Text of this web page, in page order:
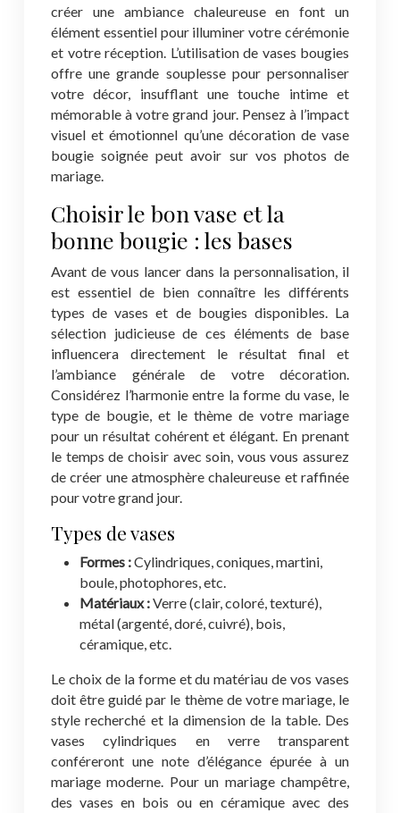
créer une ambiance chaleureuse en font un
élément essentiel pour illuminer votre cérémonie
et votre réception. L’utilisation de vases bougies
offre une grande souplesse pour personnaliser
votre décor, insufflant une touche intime et
mémorable à votre grand jour. Pensez à l’impact
visuel et émotionnel qu’une décoration de vase
bougie soignée peut avoir sur vos photos de
mariage.
Choisir le bon vase et la
bonne bougie : les bases
Avant de vous lancer dans la personnalisation, il
est essentiel de bien connaître les différents
types de vases et de bougies disponibles. La
sélection judicieuse de ces éléments de base
influencera directement le résultat final et
l’ambiance générale de votre décoration.
Considérez l’harmonie entre la forme du vase, le
type de bougie, et le thème de votre mariage
pour un résultat cohérent et élégant. En prenant
le temps de choisir avec soin, vous vous assurez
de créer une atmosphère chaleureuse et raffinée
pour votre grand jour.
Types de vases
Formes :Cylindriques, coniques, martini,
boule, photophores, etc.
Matériaux :Verre (clair, coloré, texturé),
métal (argenté, doré, cuivré), bois,
céramique, etc.
Le choix de la forme et du matériau de vos vases
doit être guidé par le thème de votre mariage, le
style recherché et la dimension de la table. Des
vases cylindriques en verre transparent
conféreront une note d’élégance épurée à un
mariage moderne. Pour un mariage champêtre,
des vases en bois ou en céramique avec des